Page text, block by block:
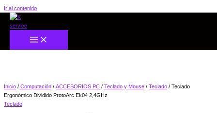
Ir al contenido
Inicio / Computación / ACCESORIOS PC / Teclado y Mouse / Teclado / Teclado
Ergonómico Dividido ProtoArc Ek04 2,4GHz
Teclado